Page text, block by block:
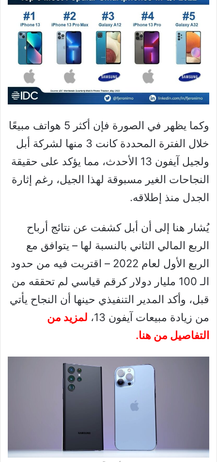
وكما يظهر في الصورة فإن أكثر 5 هواتف مبيعًا
خلال الفترة المحددة كانت 3 منها لشركة أبل
ولجيل آيفون 13 الأحدث، مما يؤكد على حقيقة
النجاحات الغير مسبوقة لهذا الجيل، رغم إثارة
الجدل منذ إطلاقه.
يُشار هنا إلى أن أبل كشفت عن نتائج أرباح
الربع المالي الثاني بالنسبة لها – يتوافق مع
الربع الأول لعام 2022 – اقتربت فيه من حدود
الـ 100 مليار دولار كرقم قياسي لم تحققه من
قبل، وأكد المدير التنفيذي حينها أن النجاح يأتي
من زيادة مبيعات آيفون 13،
لمزيد من
التفاصيل من هنا.